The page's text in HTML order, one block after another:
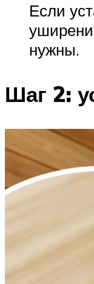
Если
нужны.
Шаг 2: